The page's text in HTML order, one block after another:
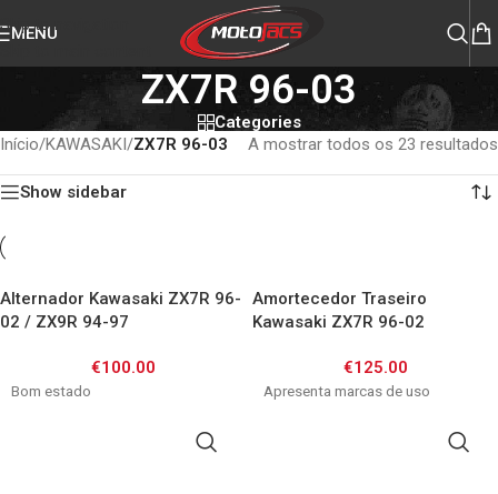
Skip to navigation
MENU
ZX7R 96-03
Categories
Início/KAWASAKI/ZX7R 96-03 A mostrar todos os 23 resultados
Show sidebar
Alternador Kawasaki ZX7R 96-
02 / ZX9R 94-97
€100.00
Bom estado
Amortecedor Traseiro
Kawasaki ZX7R 96-02
€125.00
Apresenta marcas de uso